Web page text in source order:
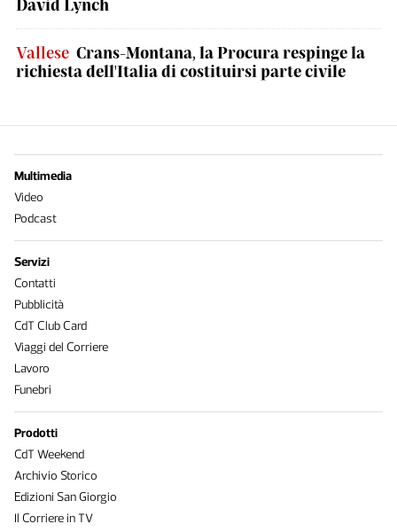
David Lynch
Vallese Crans-Montana, la Procura respinge la
richiesta dell'Italia di costituirsi parte civile
Multimedia
Video
Podcast
Servizi
Contatti
Pubblicità
CdT Club Card
Viaggi del Corriere
Lavoro
Funebri
Prodotti
CdT Weekend
Archivio Storico
Edizioni San Giorgio
Il Corriere in TV